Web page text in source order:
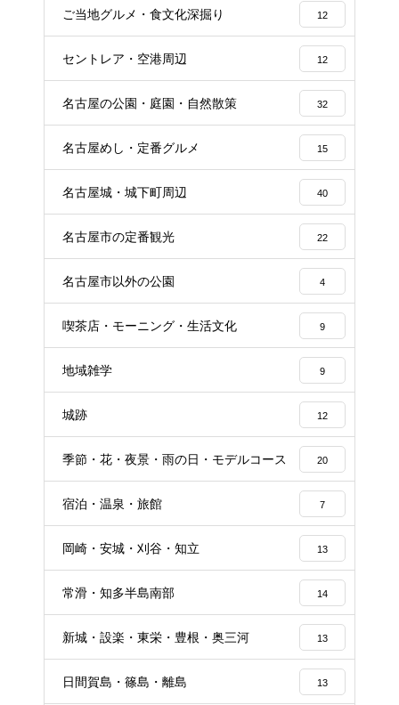
ご当地グルメ・食文化深掘り 12
セントレア・空港周辺 12
名古屋の公園・庭園・自然散策 32
名古屋めし・定番グルメ 15
名古屋城・城下町周辺 40
名古屋市の定番観光 22
名古屋市以外の公園 4
喫茶店・モーニング・生活文化 9
地域雑学 9
城跡 12
季節・花・夜景・雨の日・モデルコース 20
宿泊・温泉・旅館 7
岡崎・安城・刈谷・知立 13
常滑・知多半島南部 14
新城・設楽・東栄・豊根・奥三河 13
日間賀島・篠島・離島 13